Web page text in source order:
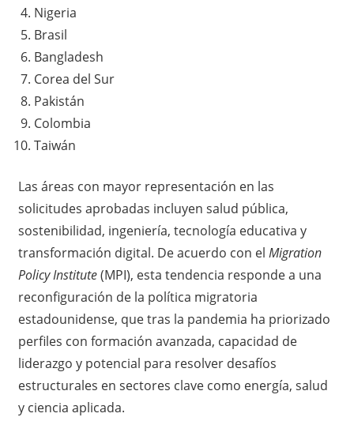
Nigeria
Brasil
Bangladesh
Corea del Sur
Pakistán
Colombia
Taiwán
Las áreas con mayor representación en las
solicitudes aprobadas incluyen salud pública,
sostenibilidad, ingeniería, tecnología educativa y
transformación digital. De acuerdo con el Migration
Policy Institute(MPI), esta tendencia responde a una
reconfiguración de la política migratoria
estadounidense, que tras la pandemia ha priorizado
perfiles con formación avanzada, capacidad de
liderazgo y potencial para resolver desafíos
estructurales en sectores clave como energía, salud
y ciencia aplicada.